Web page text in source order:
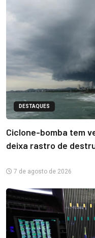
DESTAQUES
Ciclone-bomba tem
deixa rastro de
7 de agosto de 2026